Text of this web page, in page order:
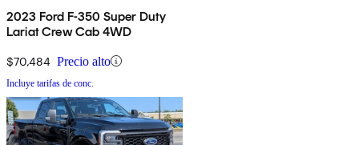
2023 Ford F-350 Super Duty
Lariat Crew Cab 4WD
$70,484 Precio alto
Incluye tarifas de conc.